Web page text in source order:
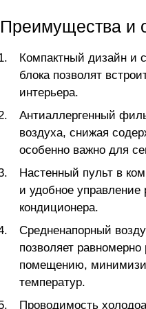
Преимущества и
Компактный дизайн и
блока позволят
интерьера.
Антиаллергенный
воздуха, снижая
особенно важно для
Настенный пульт в
и удобное
кондиционера.
Средненапорный
позволяет
помещению,
температур.
Проводимость